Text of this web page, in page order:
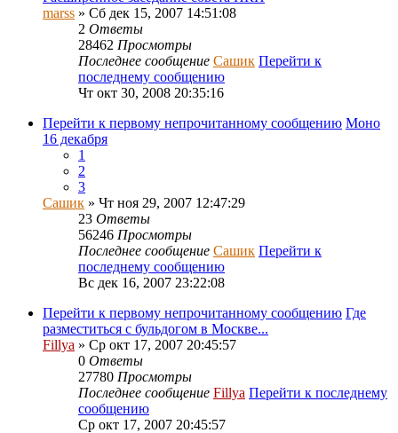
marss » Сб дек 15, 2007 14:51:08
2 Ответы
28462 Просмотры
Последнее сообщение Сашик Перейти к
последнему сообщению
Чт окт 30, 2008 20:35:16
Перейти к первому непрочитанному сообщению Моно
16 декабря
1
2
3
Сашик » Чт ноя 29, 2007 12:47:29
23 Ответы
56246 Просмотры
Последнее сообщение Сашик Перейти к
последнему сообщению
Вс дек 16, 2007 23:22:08
Перейти к первому непрочитанному сообщению Где
разместиться с бульдогом в Москве...
Fillya » Ср окт 17, 2007 20:45:57
0 Ответы
27780 Просмотры
Последнее сообщение Fillya Перейти к последнему
сообщению
Ср окт 17, 2007 20:45:57